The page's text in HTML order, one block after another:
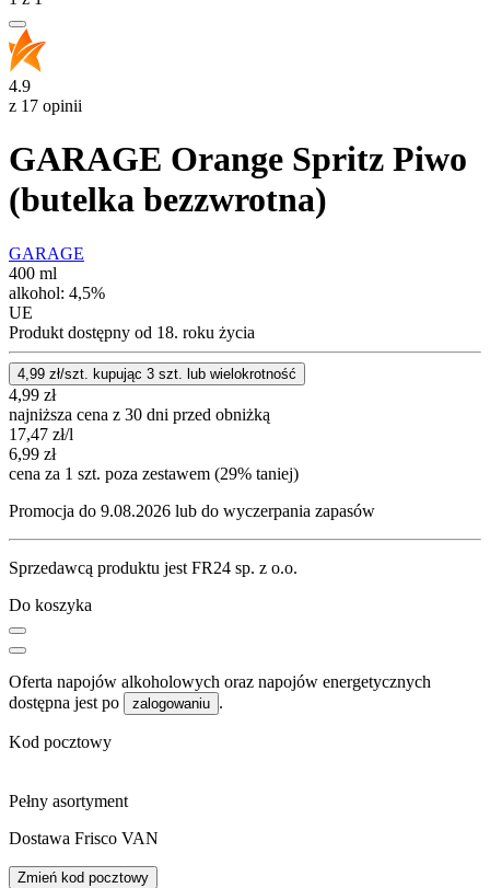
4.9
z 17 opinii
GARAGE Orange Spritz Piwo
(butelka bezzwrotna)
GARAGE
400 ml
alkohol: 4,5%
UE
Produkt dostępny od 18. roku życia
4,99 zł/szt. kupując 3 szt. lub wielokrotność
4,99 zł
najniższa cena z 30 dni przed obniżką
17,47 zł/l
6,99 zł
cena za 1 szt. poza zestawem (29% taniej)
Promocja do 9.08.2026 lub do wyczerpania zapasów
Sprzedawcą produktu jest FR24 sp. z o.o.
Do koszyka
Oferta napojów alkoholowych oraz napojów energetycznych
dostępna jest po
zalogowaniu .
Kod pocztowy
Pełny asortyment
Dostawa Frisco VAN
Zmień kod pocztowy